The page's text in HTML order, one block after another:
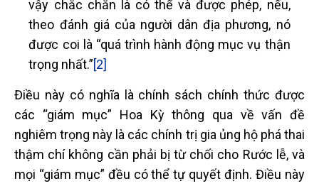
vậy chắc chắn là có thể và được phép, nếu,
theo đánh giá của người dân địa phương, nó
được coi là “quá trình hành động mục vụ thận
trọng nhất.”[2]
Điều này có nghĩa là chính sách chính thức được
các “giám mục” Hoa Kỳ thông qua về vấn đề
nghiêm trọng này là các chính trị gia ủng hộ phá thai
thậm chí không cần phải bị từ chối cho Rước lễ, và
mọi “giám mục” đều có thể tự quyết định. Điều này